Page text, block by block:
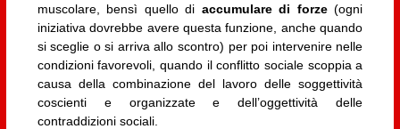
muscolare, bensì quello di accumulare di forze(ogni
iniziativa dovrebbe avere questa funzione, anche quando
si sceglie o si arriva allo scontro) per poi intervenire nelle
condizioni favorevoli, quando il conflitto sociale scoppia a
causa della combinazione del lavoro delle soggettività
coscienti e organizzate e dell’oggettività delle
contraddizioni sociali.